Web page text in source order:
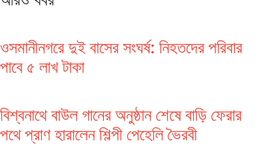
ওসমানীনগরে দুই বাসের সংঘর্ষ: নিহতদের পরিবার
পাবে ৫ লাখ টাকা
বিশ্বনাথে বাউল গানের অনুষ্ঠান শেষে বাড়ি ফেরার
পথে প্রাণ হারালেন শিল্পী পেহেলি ভৈরবী